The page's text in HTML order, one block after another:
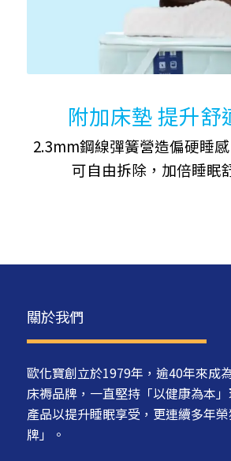
附加床墊 提升舒
2.3mm鋼線彈簧營造偏硬睡感
可自由拆除，加倍睡眠
關於我們
歐化寶創立於1979年，逾40年來成
床褥品牌，一直堅持「以健康為本
產品以提升睡眠享受，更連續多年
牌」。